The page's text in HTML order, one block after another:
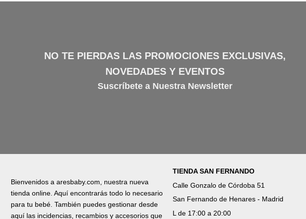
NO TE PIERDAS LAS PROMOCIONES EXCLUSIVAS,
NOVEDADES Y EVENTOS
Suscríbete a Nuestra Newsletter
Bienvenidos a aresbaby.com, nuestra nueva
tienda online. Aquí encontrarás todo lo necesario
para tu bebé. También puedes gestionar desde
aquí las incidencias, recambios y accesorios que
TIENDA SAN FERNANDO
Calle Gonzalo de Córdoba 51
San Fernando de Henares - Madrid
L de 17:00 a 20:00